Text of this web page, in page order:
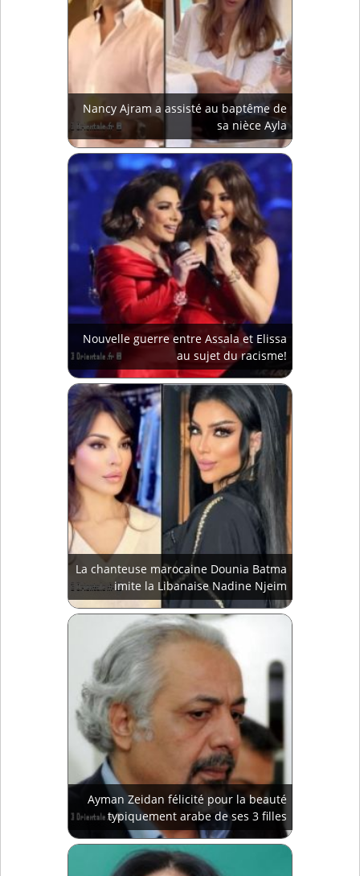
Nancy Ajram a assisté au baptême de
sa nièce Ayla
Nouvelle guerre entre Assala et Elissa
au sujet du racisme!
La chanteuse marocaine Dounia Batma
imite la Libanaise Nadine Njeim
Ayman Zeidan félicité pour la beauté
typiquement arabe de ses 3 filles